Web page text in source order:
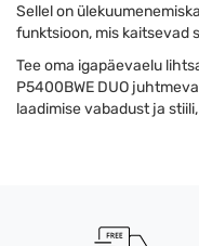
Sellel on
funktsioon, mis kaitsevad
Tee oma igapäevaelu
P5400BWE DUO
laadimise vabadust ja